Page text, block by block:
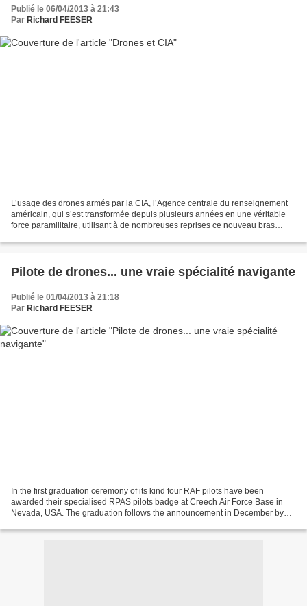
Publié le 06/04/2013 à 21:43
Par Richard FEESER
L’usage des drones armés par la CIA, l’Agence centrale du renseignement
américain, qui s’est transformée depuis plusieurs années en une véritable
force paramilitaire, utilisant à de nombreuses reprises ce nouveau bras
Pilote de drones... une vraie spécialité navigante
Publié le 01/04/2013 à 21:18
Par Richard FEESER
In the first graduation ceremony of its kind four RAF pilots have been
awarded their specialised RPAS pilots badge at Creech Air Force Base in
Nevada, USA. The graduation follows the announcement in December by